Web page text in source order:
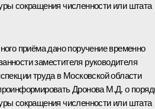
сокращения численности или штата
приёма дано поручение временно
заместителя руководителя
труда в Московской области
Дронова М.Д. о
сокращения численности или штата